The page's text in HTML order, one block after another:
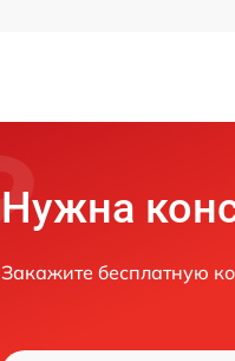
Нужна
Закажите бесплатную